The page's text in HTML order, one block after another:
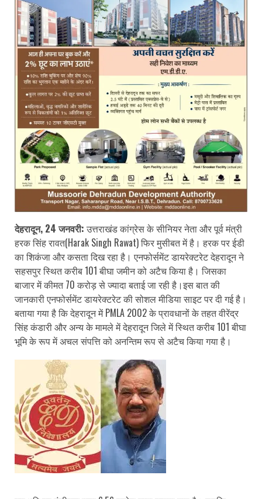
देहरादून, 24 जनवरी: उत्तराखंड कांग्रेस के सीनियर नेता और पूर्व मंत्री
हरक सिंह रावत(Harak Singh Rawat) फिर मुसीबत में है। हरक पर ईडी
का शिकंजा और कसता दिख रहा है। एनफोर्समेंट डायरेक्टरेट देहरादून ने
सहसपुर स्थित करीब 101 बीघा जमीन को अटैच किया है। जिसका
बाजार में कीमत 70 करोड़ से ज्यादा बताई जा रही है।इस बात की
जानकारी एनफोर्समेंट डायरेक्टरेट की सोशल मीडिया साइट पर दी गई है।
बताया गया है कि देहरादून में PMLA 2002 के प्रावधानों के तहत वीरेंद्र
सिंह कंडारी और अन्य के मामले में देहरादून जिले में स्थित करीब 101 बीघा
भूमि के रूप में अचल संपत्ति को अनन्तिम रूप से अटैच किया गया है।